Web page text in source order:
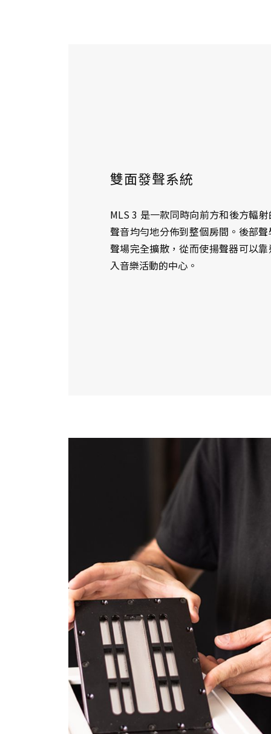
雙面發聲系統
MLS 3 是一款同時向前方和後方輻
聲音均勻地分佈到整個房間。後部
聲場完全擴散，從而使揚聲器可以
入音樂活動的中心。